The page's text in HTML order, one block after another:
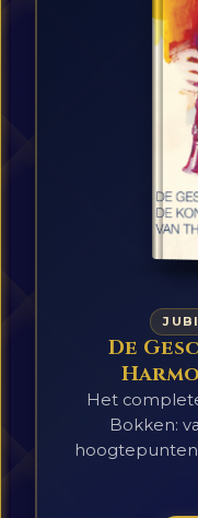
De
Het
Bokken: